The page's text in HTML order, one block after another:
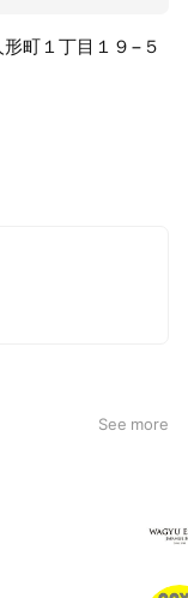
町１丁目１９−５
See more